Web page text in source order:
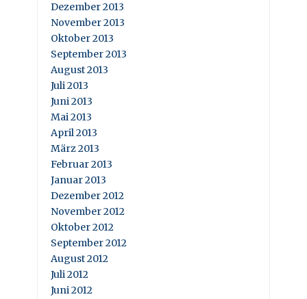
Dezember 2013
November 2013
Oktober 2013
September 2013
August 2013
Juli 2013
Juni 2013
Mai 2013
April 2013
März 2013
Februar 2013
Januar 2013
Dezember 2012
November 2012
Oktober 2012
September 2012
August 2012
Juli 2012
Juni 2012